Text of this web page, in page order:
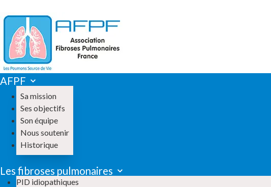
AFPF
Sa mission
Ses objectifs
Son équipe
Nous soutenir
Historique
Les fibroses pulmonaires
PID idiopathiques